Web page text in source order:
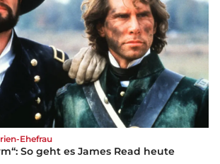
Ehefrau
So geht es James Read heute